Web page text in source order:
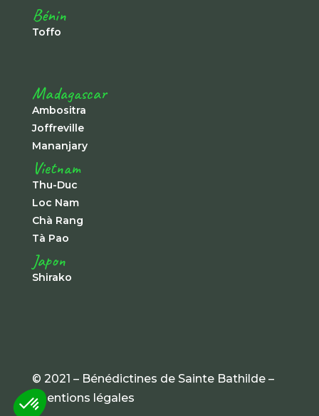
Bénin
Toffo
Madagascar
Ambositra
Joffreville
Mananjary
Vietnam
Thu-Duc
Loc Nam
Chà Rang
Tà Pao
Japon
Shirako
© 2021 – Bénédictines de Sainte Bathilde –
mentions légales